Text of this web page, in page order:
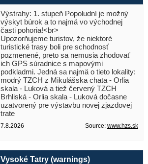
Výstrahy: 1. stupeň Popoludní je možný
výskyt búrok a to najmä vo východnej
časti pohoria!<br>
Upozorňujeme turistov, že niektoré
turistické trasy boli pre schodnosť
pozmenené, preto sa nemusia zhodovať
ich GPS súradnice s mapovými
podkladmi. Jedná sa najmä o tieto lokality:
modrý TZCH z Mikulášska chata - Orlia
skala - Luková a tiež červený TZCH
Brhliská - Orlia skala - Luková dočasne
uzatvorený pre výstavbu novej zjazdovej
trate
7.8.2026 Source: www.hzs.sk
Vysoké Tatry (warnings)